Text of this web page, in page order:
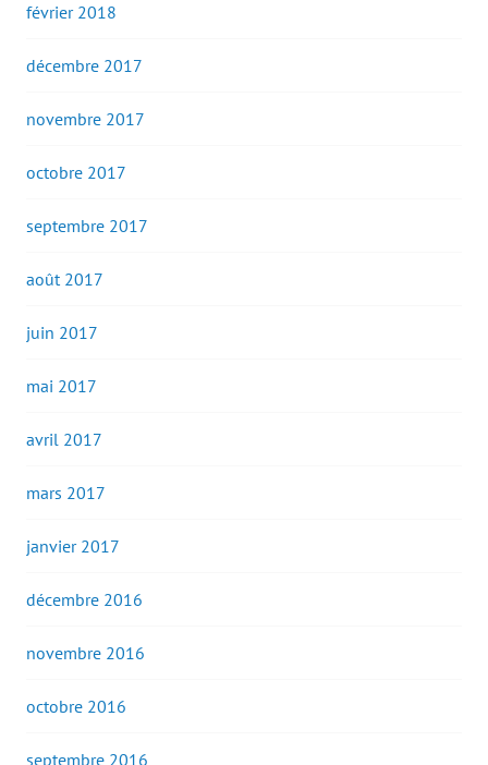
février 2018
décembre 2017
novembre 2017
octobre 2017
septembre 2017
août 2017
juin 2017
mai 2017
avril 2017
mars 2017
janvier 2017
décembre 2016
novembre 2016
octobre 2016
septembre 2016